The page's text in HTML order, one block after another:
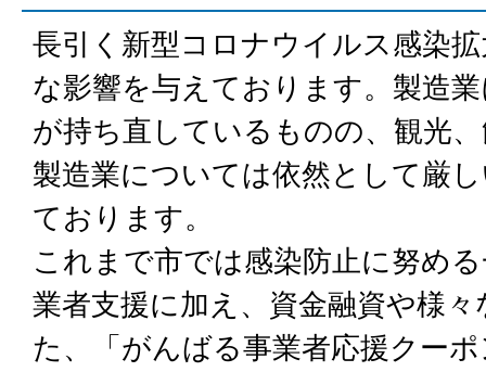
長引く新型コロナウイルス感染
な影響を与えております。製造
が持ち直しているものの、観光
製造業については依然として厳
ております。
これまで市では感染防止に努め
業者支援に加え、資金融資や様
た、「がんばる事業者応援クー